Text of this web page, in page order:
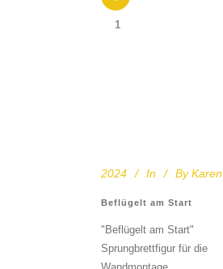
1
2024 In By Karen
Beflügelt am Start
"Beflügelt am Start"
Sprungbrettfigur für die